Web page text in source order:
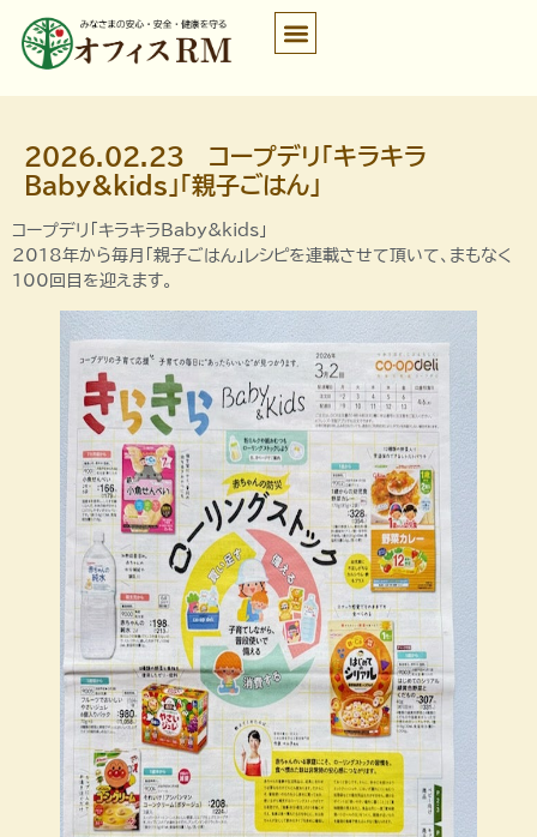
2026.02.23 コープデリ「キラキラ
Baby&kids」「親子ごはん」
コープデリ「キラキラBaby&kids」
2018年から毎月「親子ごはん」レシピを連載させて頂いて、まもなく
100回目を迎えます。